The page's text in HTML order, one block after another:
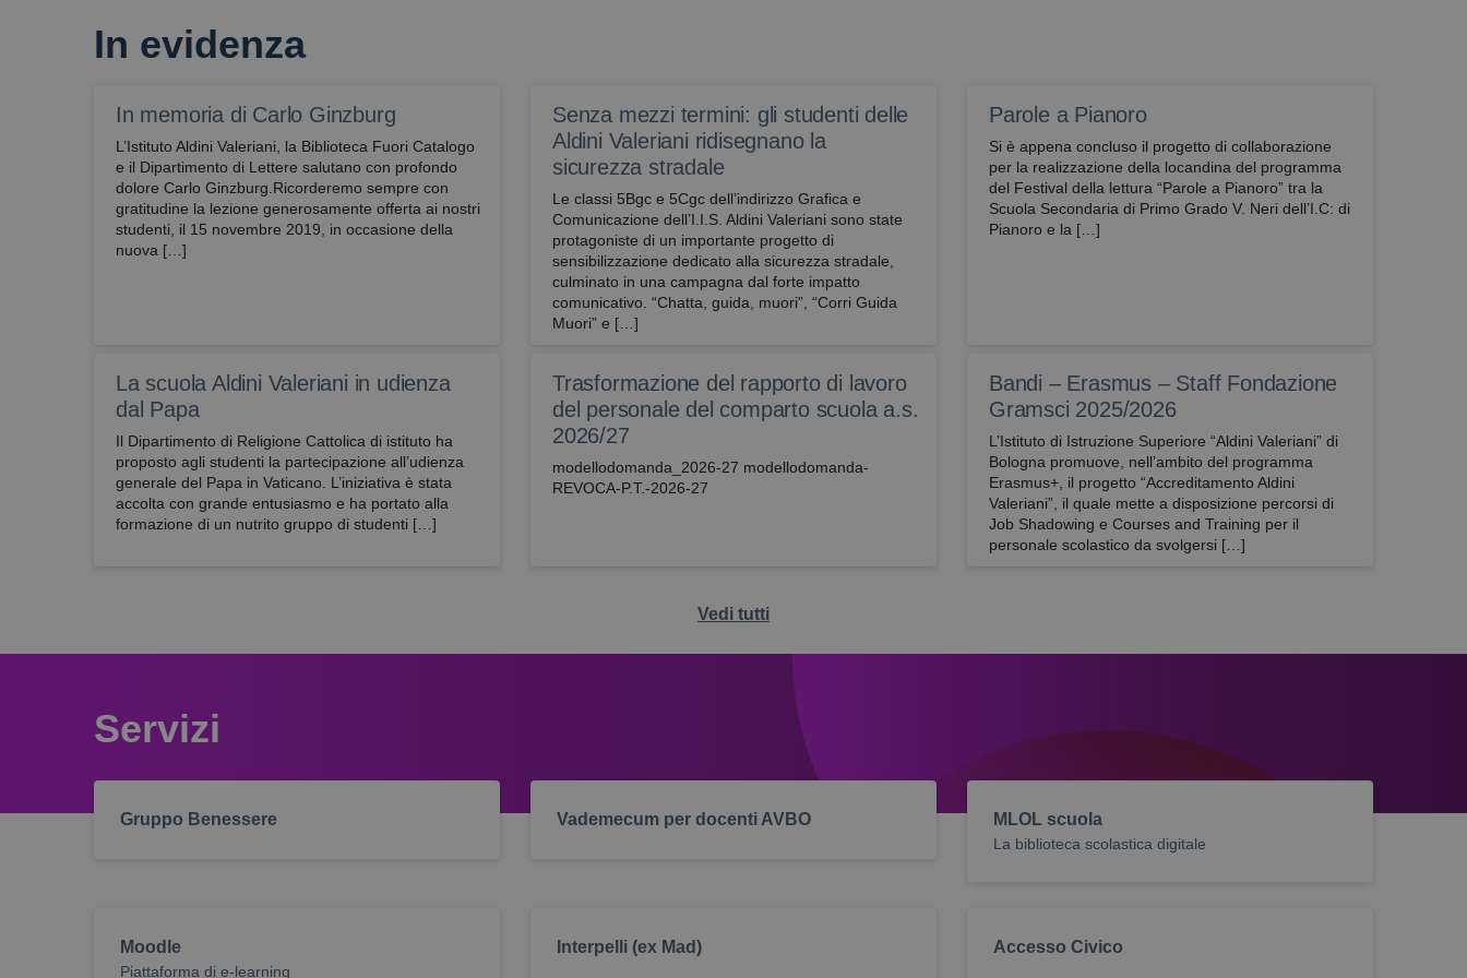
In evidenza
In memoria di Carlo Ginzburg
L’Istituto Aldini Valeriani, la Biblioteca Fuori Catalogo
e il Dipartimento di Lettere salutano con profondo
dolore Carlo Ginzburg.Ricorderemo sempre con
gratitudine la lezione generosamente offerta ai nostri
studenti, il 15 novembre 2019, in occasione della
nuova […]
Senza mezzi termini: gli studenti delle
Aldini Valeriani ridisegnano la
sicurezza stradale
Le classi 5Bgc e 5Cgc dell’indirizzo Grafica e
Comunicazione dell’I.I.S. Aldini Valeriani sono state
protagoniste di un importante progetto di
sensibilizzazione dedicato alla sicurezza stradale,
culminato in una campagna dal forte impatto
comunicativo. “Chatta, guida, muori”, “Corri Guida
Muori” e […]
Parole a Pianoro
Si è appena concluso il progetto di collaborazione
per la realizzazione della locandina del programma
del Festival della lettura “Parole a Pianoro” tra la
Scuola Secondaria di Primo Grado V. Neri dell’I.C: di
Pianoro e la […]
La scuola Aldini Valeriani in udienza
dal Papa
Il Dipartimento di Religione Cattolica di istituto ha
proposto agli studenti la partecipazione all’udienza
generale del Papa in Vaticano. L’iniziativa è stata
accolta con grande entusiasmo e ha portato alla
formazione di un nutrito gruppo di studenti […]
Trasformazione del rapporto di lavoro
del personale del comparto scuola a.s.
2026/27
modellodomanda_2026-27 modellodomanda-
REVOCA-P.T.-2026-27
Bandi – Erasmus – Staff Fondazione
Gramsci 2025/2026
L’Istituto di Istruzione Superiore “Aldini Valeriani” di
Bologna promuove, nell’ambito del programma
Erasmus+, il progetto “Accreditamento Aldini
Valeriani”, il quale mette a disposizione percorsi di
Job Shadowing e Courses and Training per il
personale scolastico da svolgersi […]
Vedi tutti
Servizi
Gruppo Benessere Vademecum per docenti AVBO MLOL scuola
La biblioteca scolastica digitale
Moodle
Piattaforma di e-learning
Interpelli (ex Mad) Accesso Civico
Automattic
avbo.edu.it
Utilizzato su siti realizzati con Wordpress. Verifica se il browser ha o
meno i cookie abilitati